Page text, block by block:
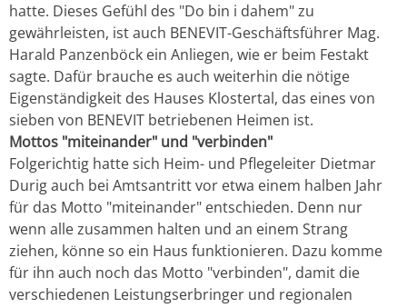
hatte. Dieses Gefühl des "Do bin i dahem" zu
gewährleisten, ist auch BENEVIT-Geschäftsführer Mag.
Harald Panzenböck ein Anliegen, wie er beim Festakt
sagte. Dafür brauche es auch weiterhin die nötige
Eigenständigkeit des Hauses Klostertal, das eines von
sieben von BENEVIT betriebenen Heimen ist.
Mottos "miteinander" und "verbinden"
Folgerichtig hatte sich Heim- und Pflegeleiter Dietmar
Durig auch bei Amtsantritt vor etwa einem halben Jahr
für das Motto "miteinander" entschieden. Denn nur
wenn alle zusammen halten und an einem Strang
ziehen, könne so ein Haus funktionieren. Dazu komme
für ihn auch noch das Motto "verbinden", damit die
verschiedenen Leistungserbringer und regionalen